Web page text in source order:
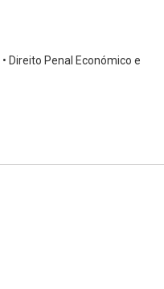
• Direito Penal Económico e